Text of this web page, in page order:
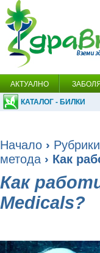
АКТУАЛНО
КАТАЛОГ - БИЛКИ
Начало › Рубрики
метода › Как
Как
Medicals?